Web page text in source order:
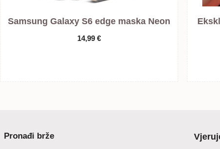
Samsung Galaxy S6 edge maska Neon
14,99 €
Pronađi brže